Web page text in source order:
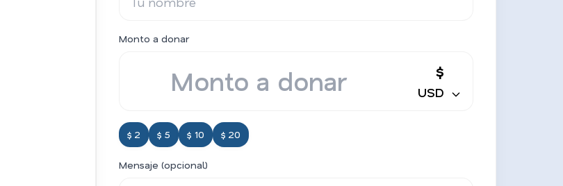
Monto a donar
$
USD
$ 2 $ 5 $ 10 $ 20
Mensaje (opcional)